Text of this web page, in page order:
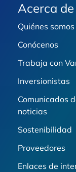
Acerca de
Quiénes somos
Conócenos
Trabaja con
Inversionistas
Comunicados
noticias
Sostenibilidad
Proveedores
Enlaces de